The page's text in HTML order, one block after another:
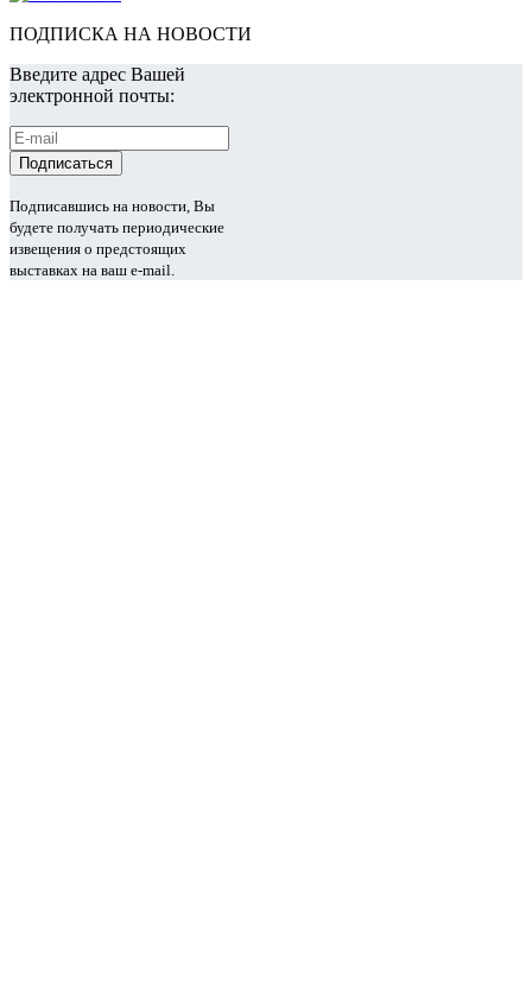
ПОДПИСКА НА НОВОСТИ
Введите адрес Вашей
электронной почты:
Подписавшись на новости, Вы
будете получать периодические
извещения о предстоящих
выставках на ваш e-mail.